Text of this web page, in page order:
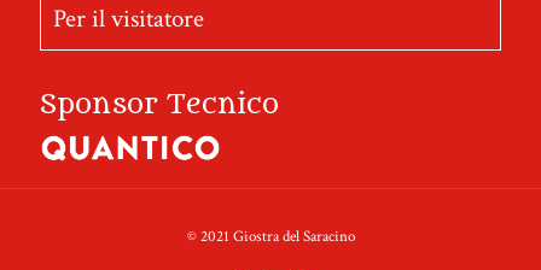
Per il visitatore
Sponsor Tecnico
© 2021 Giostra del Saracino